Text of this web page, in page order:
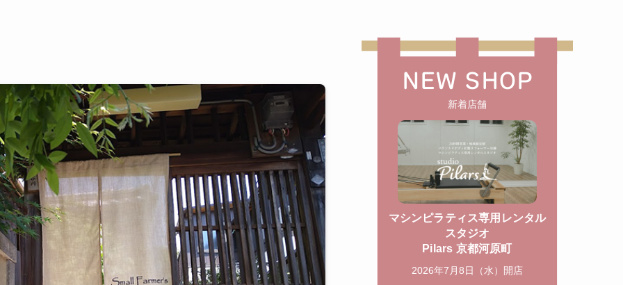
NEW SHOP
新着店舗
マシンピラティス専用レンタル
スタジオ
Pilars 京都河原町
2026年7月8日（水）開店